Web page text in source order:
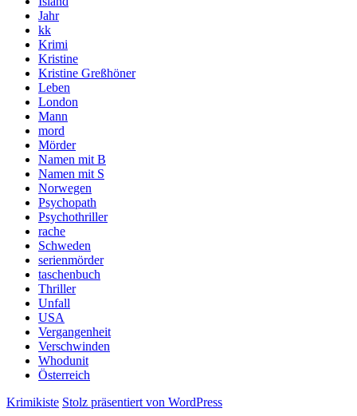
Jahr
kk
Krimi
Kristine
Kristine Greßhöner
Leben
London
Mann
mord
Mörder
Namen mit B
Namen mit S
Norwegen
Psychopath
Psychothriller
rache
Schweden
serienmörder
taschenbuch
Thriller
Unfall
USA
Vergangenheit
Verschwinden
Whodunit
Österreich
Krimikiste Stolz präsentiert von WordPress